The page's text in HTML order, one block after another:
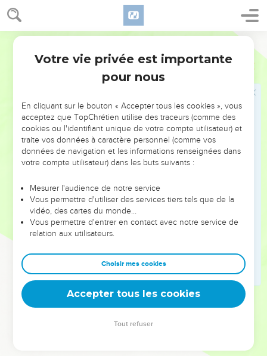
Actes 22
fouetter un citoyen romain, et sans même l’avoir jugé ?
26 Quand l’officier entendit cela, il courut avertir le
est citoyen romain.
Le commandant se rendit aussitôt auprès de Paul et lui
répondit-il.
—Moi, reprit le commandant, j’ai dû payer très cher pour
acquérir ce titre. —Et moi, dit Paul, je le tiens de naissance.
Aussitôt, ceux qui allaient le torturer le laissèrent. Le
avait bel et bien fait enchaîner un citoyen romain.
Paul devant le Conseil supérieur
30
C’est pourquoi, dès le lendemain, il voulut éclaircir
l’affaire et savoir au juste de quoi les Juifs accusaient Paul. Il
le fit délier et, après avoir convoqué les chefs des *prêtres et
tout le *Grand-Conseil, il le fit descendre et le plaça en face
d’eux.
La Bible Du Semeur Copyright © 1992, 1999 by Biblica, Inc.® Used by permission.
Votre vie privée est importante
pour nous
En cliquant sur le bouton « Accepter tous les cookies », vous
acceptez que TopChrétien utilise des traceurs (comme des
cookies ou l'identifiant unique de votre compte utilisateur) et
traite vos données à caractère personnel (comme vos
données de navigation et les informations renseignées dans
votre compte utilisateur) dans les buts suivants :
Mesurer l'audience de notre service
Vous permettre d'utiliser des services tiers tels que de la
vidéo, des cartes du monde…
Vous permettre d'entrer en contact avec notre service de
relation aux utilisateurs.
Choisir mes cookies
Accepter tous les cookies
Tout refuser